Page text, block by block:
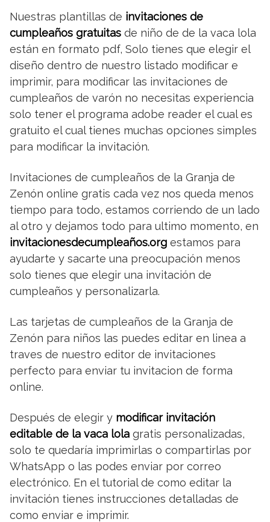
Nuestras plantillas de invitaciones de
cumpleaños gratuitas de niño de de la vaca lola
están en formato pdf, Solo tienes que elegir el
diseño dentro de nuestro listado modificar e
imprimir, para modificar las invitaciones de
cumpleaños de varón no necesitas experiencia
solo tener el programa adobe reader el cual es
gratuito el cual tienes muchas opciones simples
para modificar la invitación.
Invitaciones de cumpleaños de la Granja de
Zenón online gratis cada vez nos queda menos
tiempo para todo, estamos corriendo de un lado
al otro y dejamos todo para ultimo momento, en
invitacionesdecumpleaños.org estamos para
ayudarte y sacarte una preocupación menos
solo tienes que elegir una invitación de
cumpleaños y personalizarla.
Las tarjetas de cumpleaños de la Granja de
Zenón para niños las puedes editar en linea a
traves de nuestro editor de invitaciones
perfecto para enviar tu invitacion de forma
online.
Después de elegir y modificar invitación
editable de la vaca lola gratis personalizadas,
solo te quedaría imprimirlas o compartirlas por
WhatsApp o las podes enviar por correo
electrónico. En el tutorial de como editar la
invitación tienes instrucciones detalladas de
como enviar e imprimir.